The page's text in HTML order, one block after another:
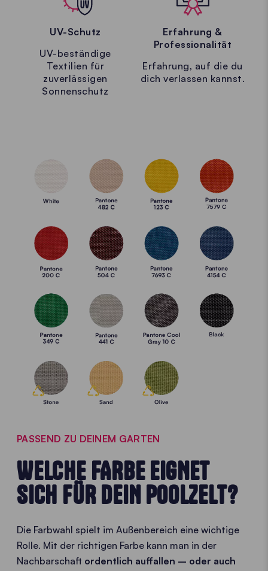
UV-Schutz
UV-beständige
Textilien für
zuverlässigen
Sonnenschutz
Erfahrung &
Professionalität
Erfahrung, auf die du
dich verlassen kannst.
PASSEND ZU DEINEM GARTEN
WELCHE FARBE EIGNET
SICH FÜR DEIN POOLZELT?
Die Farbwahl spielt im Außenbereich eine wichtige
Rolle. Mit der richtigen Farbe kann man in der
Nachbarschaft ordentlich auffallen – oder auch